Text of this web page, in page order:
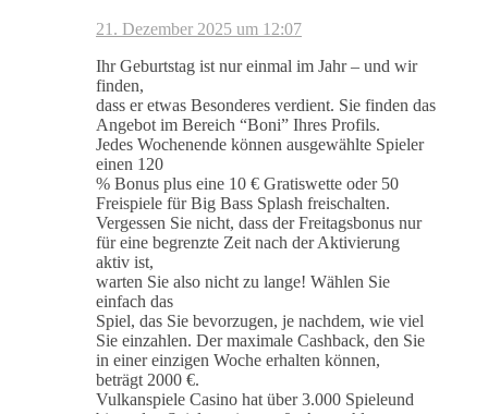
21. Dezember 2025 um 12:07
Ihr Geburtstag ist nur einmal im Jahr – und wir
finden,
dass er etwas Besonderes verdient. Sie finden das
Angebot im Bereich “Boni” Ihres Profils.
Jedes Wochenende können ausgewählte Spieler
einen 120
% Bonus plus eine 10 € Gratiswette oder 50
Freispiele für Big Bass Splash freischalten.
Vergessen Sie nicht, dass der Freitagsbonus nur
für eine begrenzte Zeit nach der Aktivierung
aktiv ist,
warten Sie also nicht zu lange! Wählen Sie
einfach das
Spiel, das Sie bevorzugen, je nachdem, wie viel
Sie einzahlen. Der maximale Cashback, den Sie
in einer einzigen Woche erhalten können,
beträgt 2000 €.
Vulkanspiele Casino hat über 3.000 Spieleund